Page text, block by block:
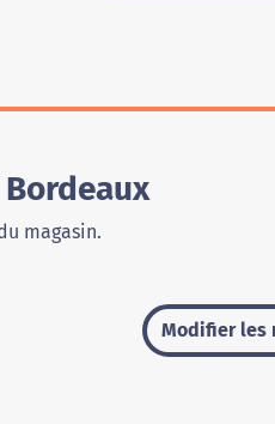
magasin.
Modifier les